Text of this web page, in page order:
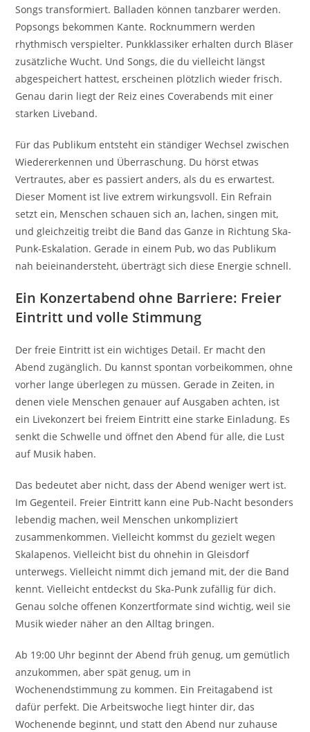
Songs transformiert. Balladen können tanzbarer werden.
Popsongs bekommen Kante. Rocknummern werden
rhythmisch verspielter. Punkklassiker erhalten durch Bläser
zusätzliche Wucht. Und Songs, die du vielleicht längst
abgespeichert hattest, erscheinen plötzlich wieder frisch.
Genau darin liegt der Reiz eines Coverabends mit einer
starken Liveband.
Für das Publikum entsteht ein ständiger Wechsel zwischen
Wiedererkennen und Überraschung. Du hörst etwas
Vertrautes, aber es passiert anders, als du es erwartest.
Dieser Moment ist live extrem wirkungsvoll. Ein Refrain
setzt ein, Menschen schauen sich an, lachen, singen mit,
und gleichzeitig treibt die Band das Ganze in Richtung Ska-
Punk-Eskalation. Gerade in einem Pub, wo das Publikum
nah beieinandersteht, überträgt sich diese Energie schnell.
Ein Konzertabend ohne Barriere: Freier
Eintritt und volle Stimmung
Der freie Eintritt ist ein wichtiges Detail. Er macht den
Abend zugänglich. Du kannst spontan vorbeikommen, ohne
vorher lange überlegen zu müssen. Gerade in Zeiten, in
denen viele Menschen genauer auf Ausgaben achten, ist
ein Livekonzert bei freiem Eintritt eine starke Einladung. Es
senkt die Schwelle und öffnet den Abend für alle, die Lust
auf Musik haben.
Das bedeutet aber nicht, dass der Abend weniger wert ist.
Im Gegenteil. Freier Eintritt kann eine Pub-Nacht besonders
lebendig machen, weil Menschen unkompliziert
zusammenkommen. Vielleicht kommst du gezielt wegen
Skalapenos. Vielleicht bist du ohnehin in Gleisdorf
unterwegs. Vielleicht nimmt dich jemand mit, der die Band
kennt. Vielleicht entdeckst du Ska-Punk zufällig für dich.
Genau solche offenen Konzertformate sind wichtig, weil sie
Musik wieder näher an den Alltag bringen.
Ab 19:00 Uhr beginnt der Abend früh genug, um gemütlich
anzukommen, aber spät genug, um in
Wochenendstimmung zu kommen. Ein Freitagabend ist
dafür perfekt. Die Arbeitswoche liegt hinter dir, das
Wochenende beginnt, und statt den Abend nur zuhause